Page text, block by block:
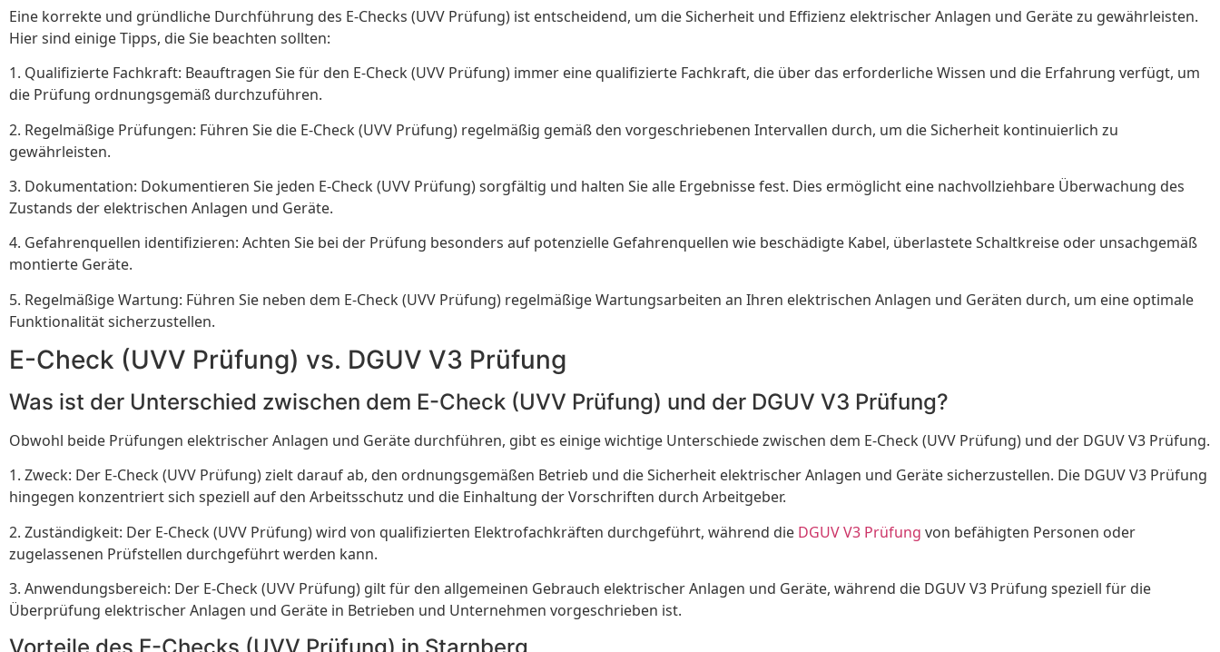
Eine korrekte und gründliche Durchführung des E-Checks (UVV Prüfung) ist entscheidend, um die Sicherheit und Effizienz elektrischer Anlagen und Geräte zu gewährleisten.
Hier sind einige Tipps, die Sie beachten sollten:
1. Qualifizierte Fachkraft: Beauftragen Sie für den E-Check (UVV Prüfung) immer eine qualifizierte Fachkraft, die über das erforderliche Wissen und die Erfahrung verfügt, um
die Prüfung ordnungsgemäß durchzuführen.
2. Regelmäßige Prüfungen: Führen Sie die E-Check (UVV Prüfung) regelmäßig gemäß den vorgeschriebenen Intervallen durch, um die Sicherheit kontinuierlich zu
gewährleisten.
3. Dokumentation: Dokumentieren Sie jeden E-Check (UVV Prüfung) sorgfältig und halten Sie alle Ergebnisse fest. Dies ermöglicht eine nachvollziehbare Überwachung des
Zustands der elektrischen Anlagen und Geräte.
4. Gefahrenquellen identifizieren: Achten Sie bei der Prüfung besonders auf potenzielle Gefahrenquellen wie beschädigte Kabel, überlastete Schaltkreise oder unsachgemäß
montierte Geräte.
5. Regelmäßige Wartung: Führen Sie neben dem E-Check (UVV Prüfung) regelmäßige Wartungsarbeiten an Ihren elektrischen Anlagen und Geräten durch, um eine optimale
Funktionalität sicherzustellen.
E-Check (UVV Prüfung) vs. DGUV V3 Prüfung
Was ist der Unterschied zwischen dem E-Check (UVV Prüfung) und der DGUV V3 Prüfung?
Obwohl beide Prüfungen elektrischer Anlagen und Geräte durchführen, gibt es einige wichtige Unterschiede zwischen dem E-Check (UVV Prüfung) und der DGUV V3 Prüfung.
1. Zweck: Der E-Check (UVV Prüfung) zielt darauf ab, den ordnungsgemäßen Betrieb und die Sicherheit elektrischer Anlagen und Geräte sicherzustellen. Die DGUV V3 Prüfung
hingegen konzentriert sich speziell auf den Arbeitsschutz und die Einhaltung der Vorschriften durch Arbeitgeber.
2. Zuständigkeit: Der E-Check (UVV Prüfung) wird von qualifizierten Elektrofachkräften durchgeführt, während die DGUV V3 Prüfung von befähigten Personen oder
zugelassenen Prüfstellen durchgeführt werden kann.
3. Anwendungsbereich: Der E-Check (UVV Prüfung) gilt für den allgemeinen Gebrauch elektrischer Anlagen und Geräte, während die DGUV V3 Prüfung speziell für die
Überprüfung elektrischer Anlagen und Geräte in Betrieben und Unternehmen vorgeschrieben ist.
Vorteile des E-Checks (UVV Prüfung) in Starnberg